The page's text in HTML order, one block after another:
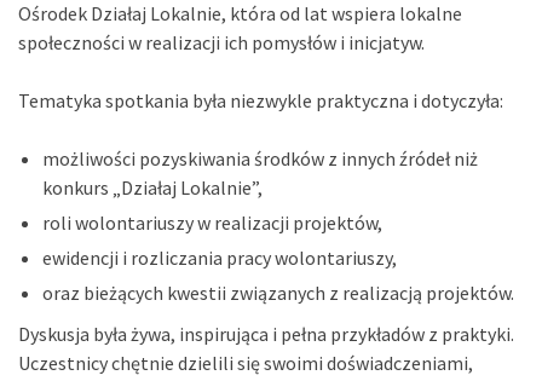
Ośrodek Działaj Lokalnie, która od lat wspiera lokalne
społeczności w realizacji ich pomysłów i inicjatyw.
Tematyka spotkania była niezwykle praktyczna i dotyczyła:
możliwości pozyskiwania środków z innych źródeł niż
konkurs „Działaj Lokalnie”,
roli wolontariuszy w realizacji projektów,
ewidencji i rozliczania pracy wolontariuszy,
oraz bieżących kwestii związanych z realizacją projektów.
Dyskusja była żywa, inspirująca i pełna przykładów z praktyki.
Uczestnicy chętnie dzielili się swoimi doświadczeniami,